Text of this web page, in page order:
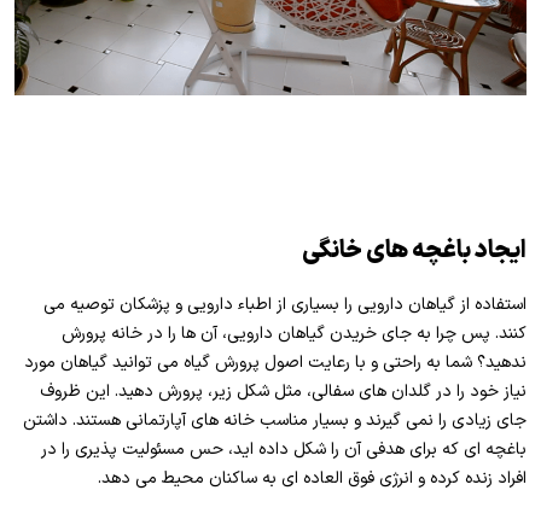
ایجاد باغچه های خانگی
استفاده از گیاهان دارویی را بسیاری از اطباء دارویی و پزشکان توصیه می
کنند. پس چرا به جای خریدن گیاهان دارویی، آن ها را در خانه پرورش
ندهید؟ شما به راحتی و با رعایت اصول پرورش گیاه می توانید گیاهان مورد
نیاز خود را در گلدان های سفالی، مثل شکل زیر، پرورش دهید. این ظروف
جای زیادی را نمی گیرند و بسیار مناسب خانه های آپارتمانی هستند. داشتن
باغچه ای که برای هدفی آن را شکل داده اید، حس مسئولیت پذیری را در
افراد زنده کرده و انرژی فوق العاده ای به ساکنان محیط می دهد.